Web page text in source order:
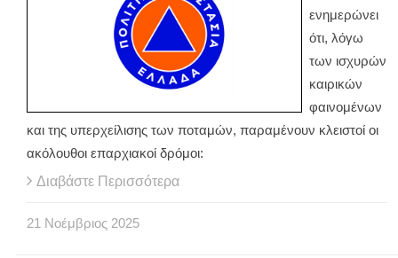
ενημερώνει
ότι, λόγω
των ισχυρών
καιρικών
φαινομένων
και της υπερχείλισης των ποταμών, παραμένουν κλειστοί οι
ακόλουθοι επαρχιακοί δρόμοι:
Διαβάστε Περισσότερα
21 Νοέμβριος 2025